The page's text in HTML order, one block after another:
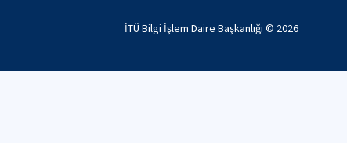
İTÜ Bilgi İşlem Daire Başkanlığı © 2026